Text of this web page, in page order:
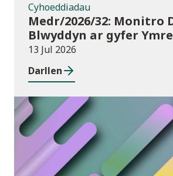
Cyhoeddiadau
Medr/2026/32: Monitro
Blwyddyn ar gyfer
Addysg Uwch 2025/26
13 Jul 2026
Darllen